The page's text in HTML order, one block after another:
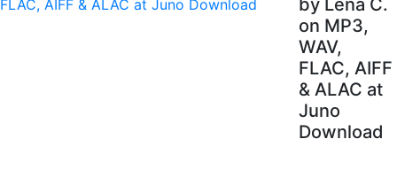
by Lena C.
on MP3,
WAV,
FLAC, AIFF
& ALAC at
Juno
Download